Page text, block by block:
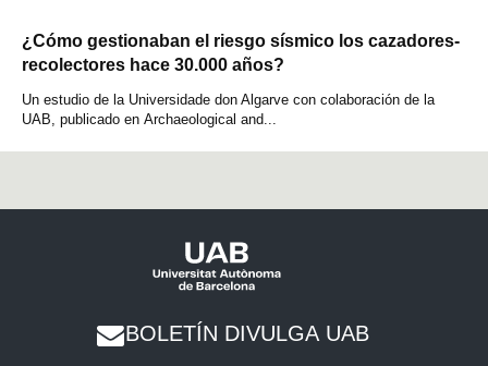
¿Cómo gestionaban el riesgo sísmico los cazadores-
recolectores hace 30.000 años?
Un estudio de la Universidade don Algarve con colaboración de la
UAB, publicado en Archaeological and...
BOLETÍN DIVULGA UAB